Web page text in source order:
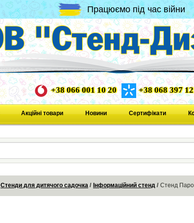
Працюємо під час війни
+38 066 001 10 20 +38 068 397
Акційні товари Новини Сертифікати
Стенди для дитячого садочка Інформаційний стенд Стенд